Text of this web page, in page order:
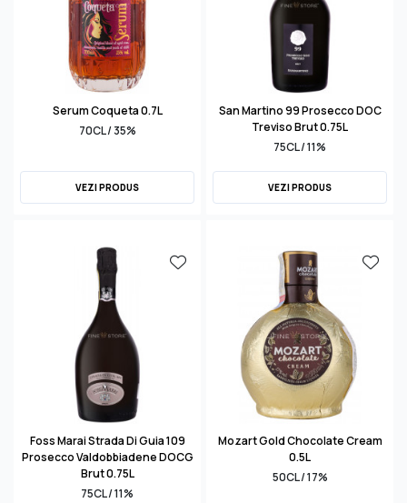
Serum Coqueta 0.7L
70CL / 35%
VEZI PRODUS
San Martino 99 Prosecco DOC
Treviso Brut 0.75L
75CL / 11%
VEZI PRODUS
Foss Marai Strada Di Guia 109
Prosecco Valdobbiadene DOCG
Brut 0.75L
75CL / 11%
Mozart Gold Chocolate Cream
0.5L
50CL / 17%